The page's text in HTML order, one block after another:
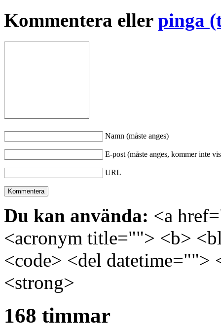
Kommentera eller pinga
Namn (måste anges)
E-post (måste anges, kommer inte
URL
Du kan använda: <a
<acronym title=""> <b>
<code> <del
<strong>
168 timmar